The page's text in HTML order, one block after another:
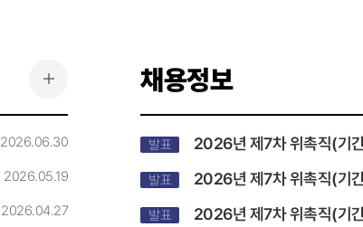
2026.06.30
2026.05.19
2026.04.27
채용정보
발표 2026년 제7차 위촉직(기간
발표 2026년 제7차 위촉직(기간제
발표 2026년 제7차 위촉직(기간제) 공